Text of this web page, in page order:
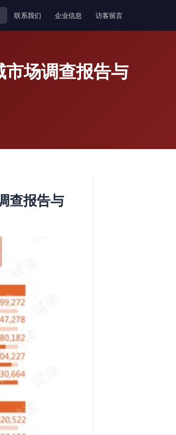
联系我们 企业信息 访客留言
场调查报告与
查报告与